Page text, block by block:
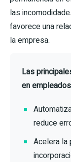
las
favorece una
la empresa.
Las
en
reduce
Acelera la